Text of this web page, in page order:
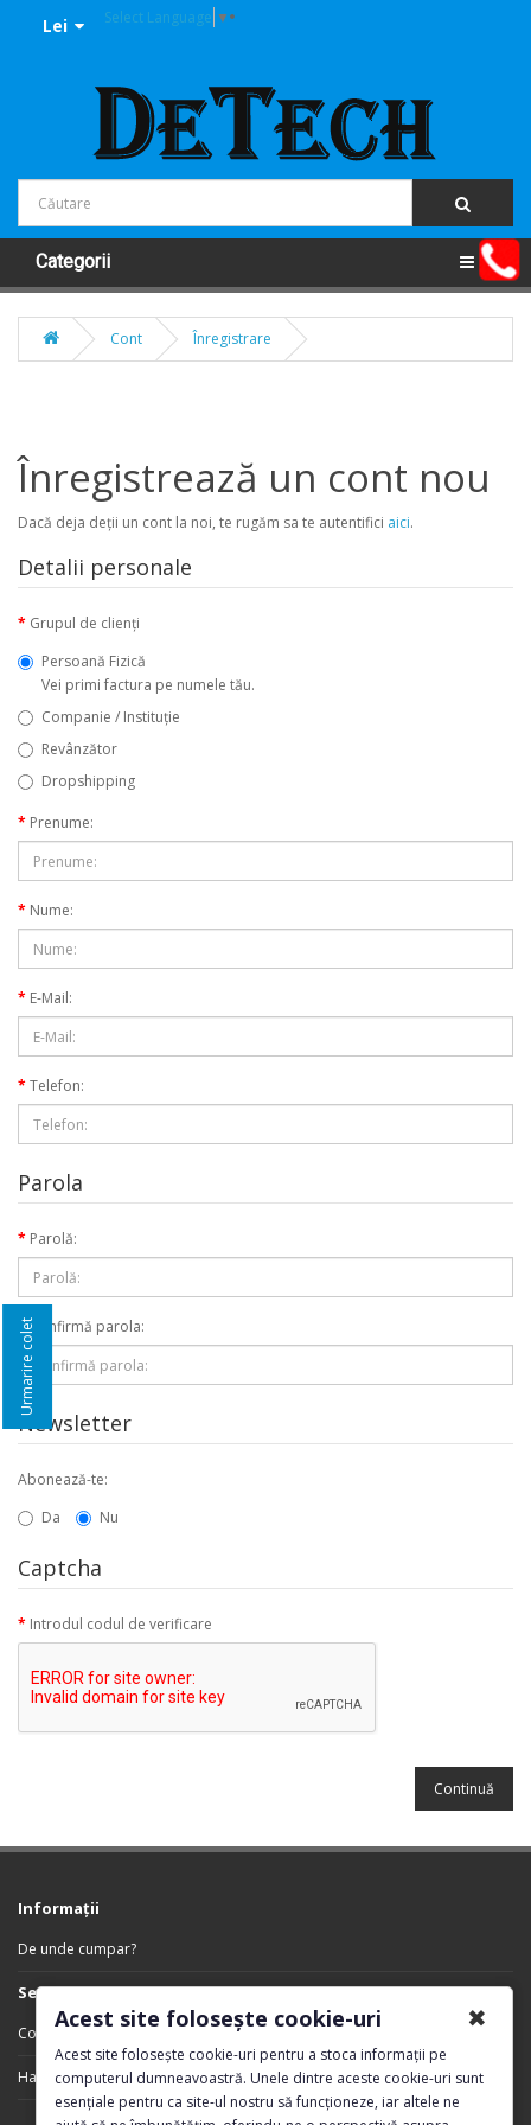
Lei Select Language ▼
Categorii
Cont Înregistrare
Urmarire colet
Înregistrează un cont nou
Dacă deja deţii un cont la noi, te rugăm sa te autentifici aici.
Detalii personale
Grupul de clienți
Persoană Fizică
Vei primi factura pe numele tău.
Companie / Instituţie
Revânzător
Dropshipping
Prenume:
Nume:
E-Mail:
Telefon:
Parola
Parolă:
Confirmă parola:
Newsletter
Abonează-te:
Da
Nu
Captcha
Introdul codul de verificare
Informaţii
De unde cumpar?
Servicii Clienţi
Contact
Harta sitului
Acest site folosește cookie-uri ✖
Acest site folosește cookie-uri pentru a stoca informații pe
computerul dumneavoastră. Unele dintre aceste cookie-uri sunt
esențiale pentru ca site-ul nostru să funcționeze, iar altele ne